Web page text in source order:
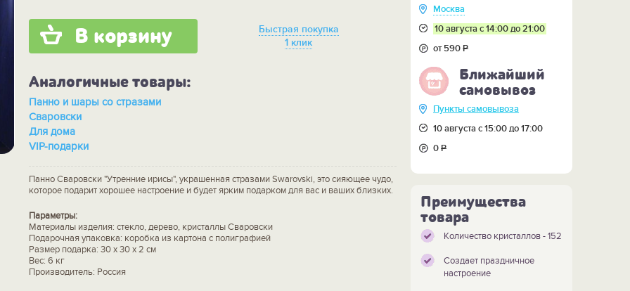
В корзину
Быстрая покупка
1 клик
Аналогичные товары:
Панно и шары со стразами
Сваровски
Для дома
VIP-подарки
Панно Сваровски "Утренние ирисы", украшенная стразами Swarovski, это сияющее чудо,
которое подарит хорошее настроение и будет ярким подарком для вас и ваших близких.
Параметры:
Материалы изделия: стекло, дерево, кристаллы Сваровски
Подарочная упаковка: коробка из картона с полиграфией
Размер подарка: 30 x 30 x 2 см
Вес: 6 кг
Производитель: Россия
Москва
10 августа с 14:00 до 21:00
от 590Р
Ближайший
самовывоз
Пункты самовывоза
10 августа с 15:00 до 17:00
0Р
Преимущества
товара
Количество кристаллов - 152
Создает праздничное
настроение